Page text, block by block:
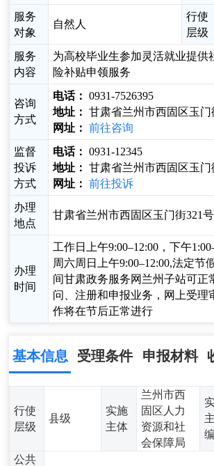
服务
对象
自然人
行使
层级
服务
内容
为高校毕业生参加灵活就业提供
险补贴申领服务
咨询
方式
电话： 0931-7526395
地址： 甘肃省兰州市西固区玉门
网址： 前往咨询
监督
投诉
方式
电话： 0931-12345
地址： 甘肃省兰州市西固区玉门
网址：
前往投诉
办理
地点
甘肃省兰州市西固区玉门街321号
办理
时间
工作日上午9:00–12:00，下午
周六周日上午9:00–12:00,法定节
间甘肃政务服务网兰州子站可正
问、注册和申报业务，网上受理
作将在节后正常进行
基本信息 受理条件 申报材料
行使
层级
县级
实施
主体
兰州市西
固区人力
资源和社
会保障局
公共